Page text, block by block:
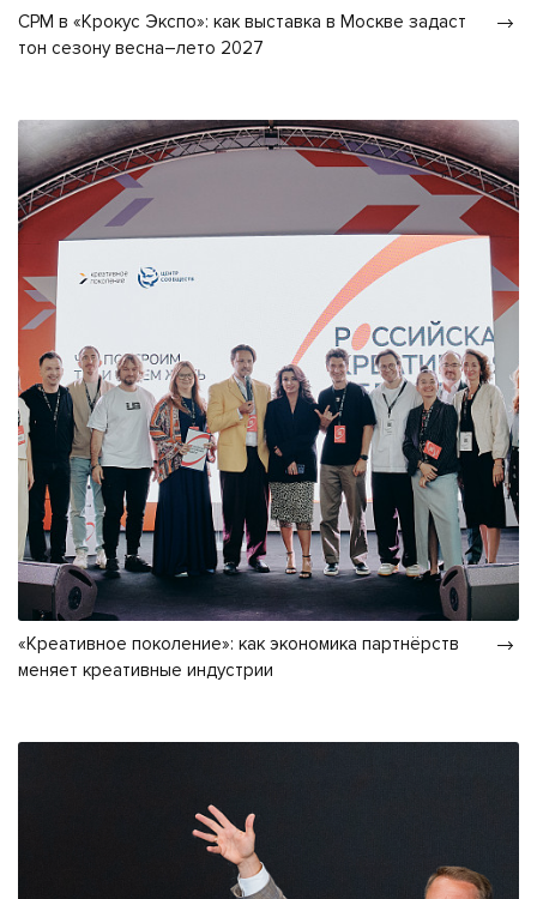
CPM в «Крокус Экспо»: как выставка в Москве задаст
тон сезону весна–лето 2027
«Креативное поколение»: как экономика партнёрств
меняет креативные индустрии